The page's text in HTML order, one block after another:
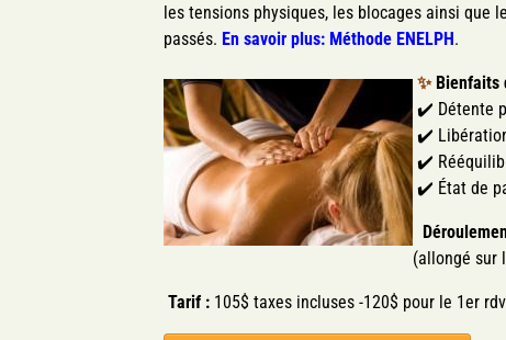
les tensions physiques, les blocages ainsi que
passés. En savoir plus: Méthode ENELPH.
✨ Bienfaits
✔️ Détente
✔️
✔️
✔️ État de
(allongé sur
Tarif : 105$ taxes incluses-120$ pour le 1er rdv